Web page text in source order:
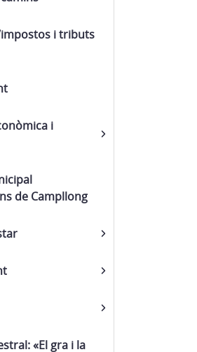
i tributs
i
de Campllong
«El gra i la